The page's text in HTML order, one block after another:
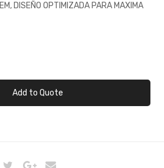
DISEÑO OPTIMIZADA PARA MAXIMA
Add to Quote